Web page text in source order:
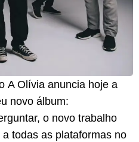
A Olívia anuncia hoje a
novo álbum:
o novo trabalho
todas as plataformas no